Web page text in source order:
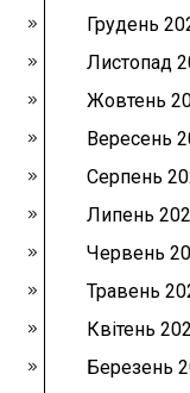
Грудень
Листопад
Жовтень
Вересень
Серпень
Липень
Червень
Травень
Квітень
Березень